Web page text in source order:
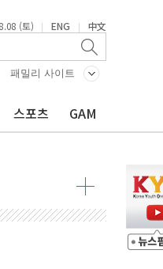
(토) | ENG | 中文
패밀리 사이트
스포츠 GAM
연속 최고치